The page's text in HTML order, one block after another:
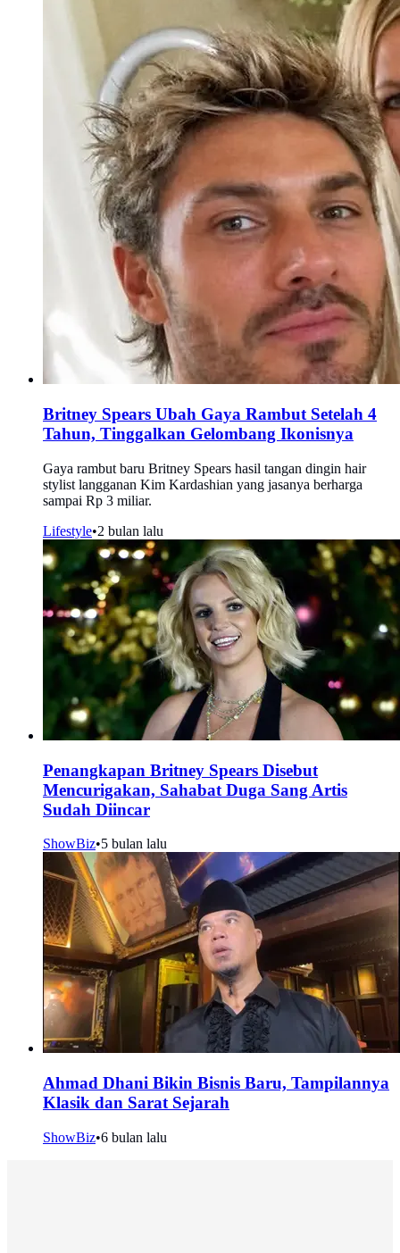
Britney Spears Ubah Gaya Rambut Setelah 4
Tahun, Tinggalkan Gelombang Ikonisnya
Gaya rambut baru Britney Spears hasil tangan dingin hair
stylist langganan Kim Kardashian yang jasanya berharga
sampai Rp 3 miliar.
Lifestyle•2 bulan lalu
Penangkapan Britney Spears Disebut
Mencurigakan, Sahabat Duga Sang Artis
Sudah Diincar
ShowBiz•5 bulan lalu
Ahmad Dhani Bikin Bisnis Baru, Tampilannya
Klasik dan Sarat Sejarah
ShowBiz•6 bulan lalu